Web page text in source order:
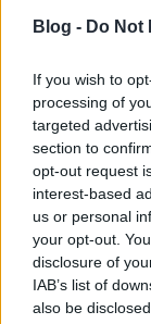
Blog - Do Not
If you wish to
processing of
targeted
section to
opt-out request
interest-based
us or personal
your opt-out.
disclosure of
IAB’s list of
also be
#
1 Deadpool 2.
2
3 Könyvklub
4 A partiállat
5 Breaking In
6
7 Átejtve
8 Hang nélkül